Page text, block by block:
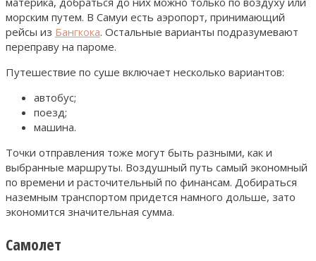
морским путем. В Самуи есть аэропорт, принимающий
рейсы из Бангкока. Остальные варианты подразумевают
переправу на пароме.
Путешествие по суше включает несколько вариантов:
автобус;
поезд;
машина.
Точки отправления тоже могут быть разными, как и
выбранные маршруты. Воздушный путь самый экономный
по времени и расточительный по финансам. Добираться
наземным транспортом придется намного дольше, зато
экономится значительная сумма.
Самолет